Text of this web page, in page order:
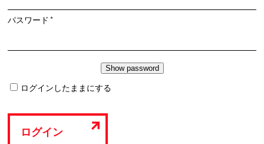
パスワード*必
ログインしたままにする
ログイン